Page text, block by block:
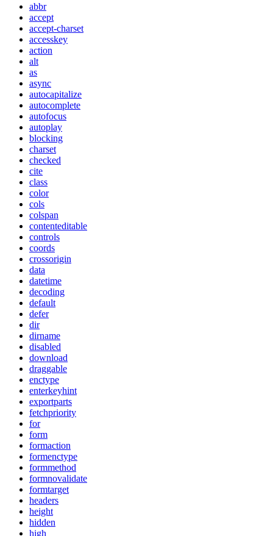
abbr
accept
accept-charset
accesskey
action
alt
as
async
autocapitalize
autocomplete
autofocus
autoplay
blocking
charset
checked
cite
class
color
cols
colspan
contenteditable
controls
coords
crossorigin
data
datetime
decoding
default
defer
dir
dirname
disabled
download
draggable
enctype
enterkeyhint
exportparts
fetchpriority
for
form
formaction
formenctype
formmethod
formnovalidate
formtarget
headers
height
hidden
high